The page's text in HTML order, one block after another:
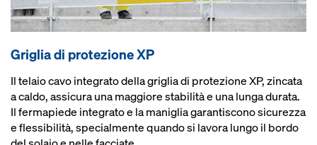
Griglia di protezione XP
Il telaio cavo integrato della griglia di protezione XP, zincata
a caldo, assicura una maggiore stabilità e una lunga durata.
Il fermapiede integrato e la maniglia garantiscono sicurezza
e flessibilità, specialmente quando si lavora lungo il bordo